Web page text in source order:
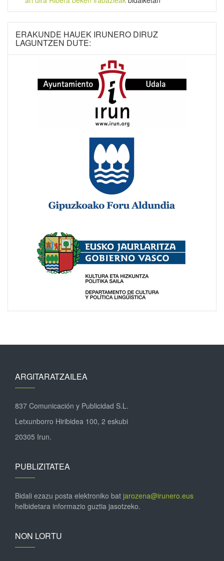
ERAKUNDE HAUEK IRUNERO DIRUZ
LAGUNTZEN DUTE:
ARGITARATZAILEA
837 Comunicación y Publicidad S.L.
Letxunborro Hiribidea 100, 2 eskubi
20305 Irun.
PUBLIZITATEA
Bidali ezazu posta elektroniko bat jarozena@irunero.eus
helbidetara informazio guztia jasotzeko.
NON LORTU